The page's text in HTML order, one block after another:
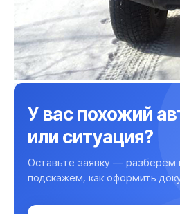
У вас похожий
или ситуация?
Оставьте заявку — разберём
подскажем, как оформить